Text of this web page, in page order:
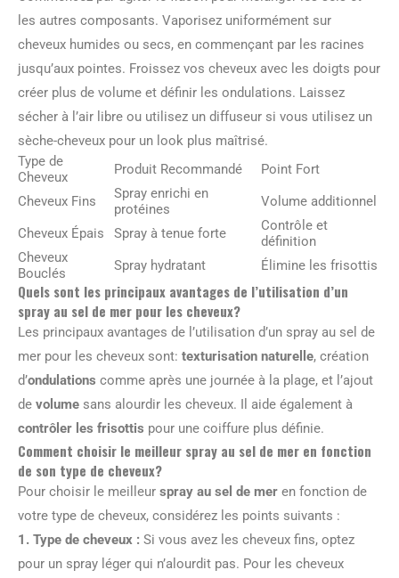
les autres composants. Vaporisez uniformément sur
cheveux humides ou secs, en commençant par les racines
jusqu’aux pointes. Froissez vos cheveux avec les doigts pour
créer plus de volume et définir les ondulations. Laissez
sécher à l’air libre ou utilisez un diffuseur si vous utilisez un
sèche-cheveux pour un look plus maîtrisé.
Type de
Cheveux
Produit Recommandé
Point Fort
Cheveux Fins
Spray enrichi en
protéines
Volume additionnel
Cheveux Épais
Spray à tenue forte
Contrôle et
définition
Cheveux
Bouclés
Spray hydratant Élimine les frisottis
Quels sont les principaux avantages de l’utilisation d’un
spray au sel de mer pour les cheveux?
Les principaux avantages de l’utilisation d’un spray au sel de
mer pour les cheveux sont: texturisation naturelle, création
d’ondulations comme après une journée à la plage, et l’ajout
de volume sans alourdir les cheveux. Il aide également à
contrôler les frisottis pour une coiffure plus définie.
Comment choisir le meilleur spray au sel de mer en fonction
de son type de cheveux?
Pour choisir le meilleur spray au sel de mer en fonction de
votre type de cheveux, considérez les points suivants :
1. Type de cheveux : Si vous avez les cheveux fins, optez
pour un spray léger qui n’alourdit pas. Pour les cheveux